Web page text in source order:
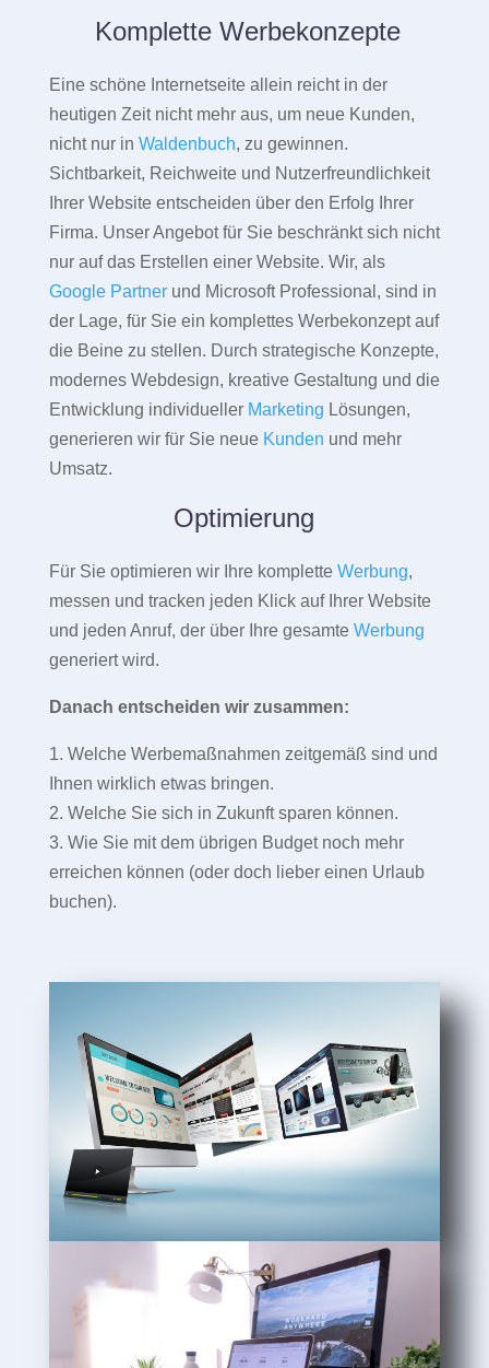
Komplette Werbekonzepte
Eine schöne Internetseite allein reicht in der
heutigen Zeit nicht mehr aus, um neue Kunden,
nicht nur in Waldenbuch, zu gewinnen.
Sichtbarkeit, Reichweite und Nutzerfreundlichkeit
Ihrer Website entscheiden über den Erfolg Ihrer
Firma. Unser Angebot für Sie beschränkt sich nicht
nur auf das Erstellen einer Website. Wir, als
Google Partnerund Microsoft Professional, sind in
der Lage, für Sie ein komplettes Werbekonzept auf
die Beine zu stellen. Durch strategische Konzepte,
modernes Webdesign, kreative Gestaltung und die
Entwicklung individueller Marketing Lösungen,
generieren wir für Sie neue Kunden und mehr
Umsatz.
Optimierung
Für Sie optimieren wir Ihre komplette Werbung,
messen und tracken jeden Klick auf Ihrer Website
und jeden Anruf, der über Ihre gesamte Werbung
generiert wird.
Danach entscheiden wir zusammen:
1. Welche Werbemaßnahmen zeitgemäß sind und
Ihnen wirklich etwas bringen.
2. Welche Sie sich in Zukunft sparen können.
3. Wie Sie mit dem übrigen Budget noch mehr
erreichen können (oder doch lieber einen Urlaub
buchen).